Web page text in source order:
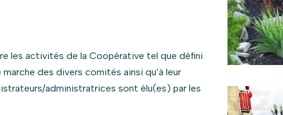
les activités de la Coopérative tel que défini
des divers comités ainsi qu’à leur
administratrices sont élu(es) par les